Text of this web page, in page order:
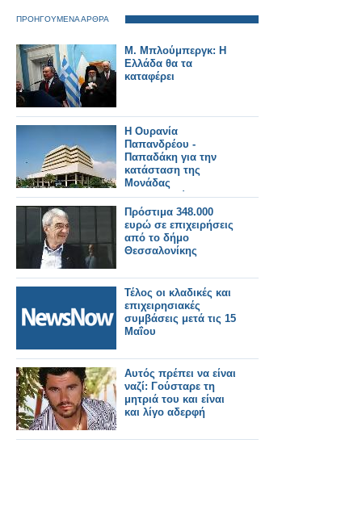
ΠΡΟΗΓΟΥΜΕΝΑ ΑΡΘΡΑ
Μ. Μπλούμπεργκ: Η
Ελλάδα θα τα
καταφέρει
Η Ουρανία
Παπανδρέου -
Παπαδάκη για την
κατάσταση της
Μονάδας
Μεταμοσχεύσεων στο
Ωνάσειο
Καρδιοχειρουργικό
Κέντρο
Πρόστιμα 348.000
ευρώ σε επιχειρήσεις
από το δήμο
Θεσσαλονίκης
Τέλος οι κλαδικές και
επιχειρησιακές
συμβάσεις μετά τις 15
Μαΐου
Αυτός πρέπει να είναι
ναζί: Γούσταρε τη
μητριά του και είναι
και λίγο αδερφή